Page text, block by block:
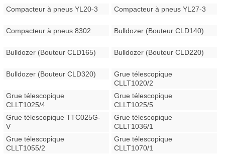
Compacteur à pneus YL20-3 Compacteur à pneus YL27-3
Compacteur à pneus 8302 Bulldozer (Bouteur CLD140)
Bulldozer (Bouteur CLD165) Bulldozer (Bouteur CLD220)
Bulldozer (Bouteur CLD320)
Grue télescopique
CLLT1020/2
Grue télescopique
CLLT1025/4
Grue télescopique
CLLT1025/5
Grue télescopique TTC025G-
V
Grue télescopique
CLLT1036/1
Grue télescopique
CLLT1055/2
Grue télescopique
CLLT1070/1